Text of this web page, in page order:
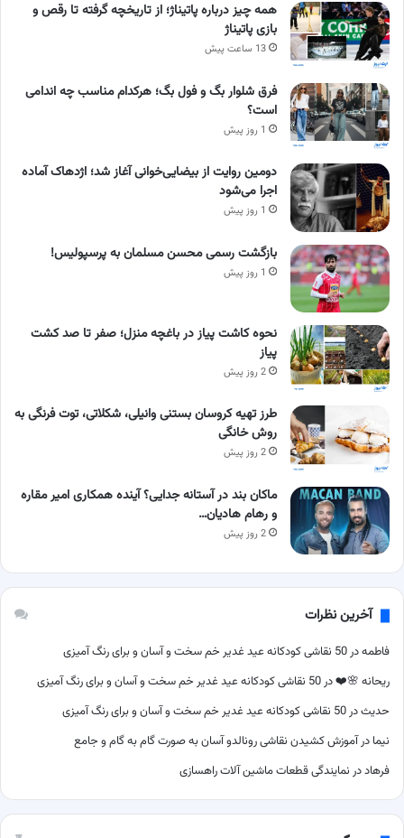
همه چیز درباره پاتیناژ؛ از تاریخچه گرفته تا رقص و
بازی پاتیناژ
13 ساعت پیش
فرق شلوار بگ و فول بگ؛ هرکدام مناسب چه اندامی
است؟
1 روز پیش
دومین روایت از بیضایی‌خوانی آغاز شد؛ اژدهاک آماده
اجرا می‌شود
1 روز پیش
بازگشت رسمی محسن مسلمان به پرسپولیس!
1 روز پیش
نحوه کاشت پیاز در باغچه منزل؛ صفر تا صد کشت
پیاز
2 روز پیش
طرز تهیه کروسان بستنی وانیلی، شکلاتی، توت فرنگی به
روش خانگی
2 روز پیش
ماکان بند در آستانه جدایی؟ آینده همکاری امیر مقاره
و رهام هادیان…
2 روز پیش
آخرین نظرات
فاطمهدر50 نقاشی کودکانه عید غدیر خم سخت و آسان و برای رنگ آمیزی
ریحانه 🌸❤️در50 نقاشی کودکانه عید غدیر خم سخت و آسان و برای رنگ آمیزی
حدیثدر50 نقاشی کودکانه عید غدیر خم سخت و آسان و برای رنگ آمیزی
نیما درآموزش کشیدن نقاشی رونالدو آسان به صورت گام به گام و جامع
فرهاددر نمایندگی قطعات ماشین آلات راهسازی